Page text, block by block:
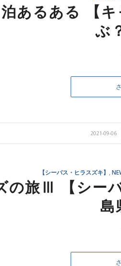
あるある 【
ぶ
2021-09-06
/
【シーバス・ヒラスズキ】
の旅Ⅲ 【シー
島